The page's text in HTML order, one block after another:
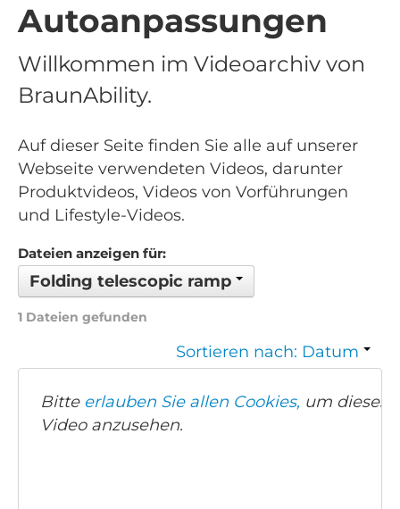
Autoanpassungen
Willkommen im Videoarchiv von
BraunAbility.
Auf dieser Seite finden Sie alle auf unserer
Webseite verwendeten Videos, darunter
Produktvideos, Videos von Vorführungen
und Lifestyle-Videos.
Dateien anzeigen für:
Folding telescopic ramp
1 Dateien gefunden
Sortieren nach: Datum
Bitte erlauben Sie allen Cookies, um dieses
Video anzusehen.